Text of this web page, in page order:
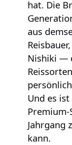
hat. Die
aus
Nishiki —
Und es
Premium-
Jahrgang
kann.